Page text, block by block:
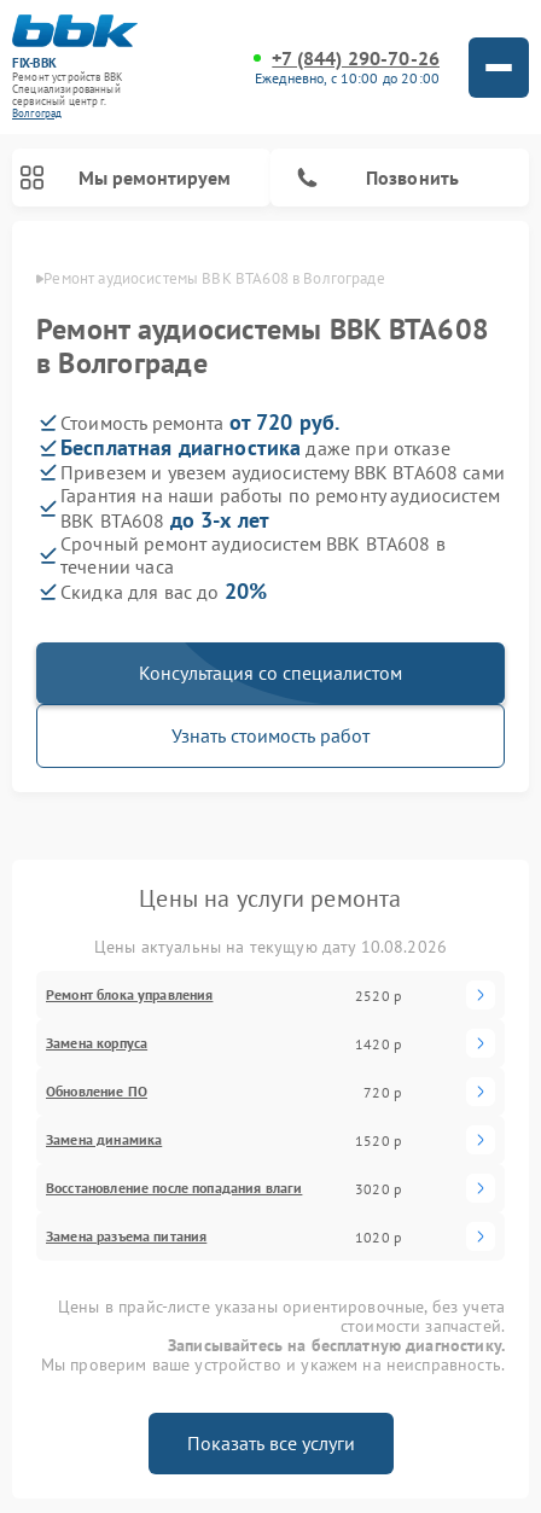
FIX-BBK
Ремонт устройств BBK
Специализированный
cервисный центр г.
Волгоград
+7 (844) 290-70-26
Ежедневно, с 10:00 до 20:00
Мы ремонтируем Позвонить
Ремонт аудиосистемы BBK BTA608 в Волгограде
Ремонт аудиосистемы BBK BTA608
в Волгограде
Стоимость ремонта от 720 руб.
Бесплатная диагностика даже при отказе
Привезем и увезем аудиосистему BBK BTA608 сами
Гарантия на наши работы по ремонту аудиосистем
BBK BTA608 до 3-х лет
Срочный ремонт аудиосистем BBK BTA608 в
течении часа
Скидка для вас до 20%
Консультация со специалистом
Узнать стоимость работ
Цены на услуги ремонта
Цены актуальны на текущую дату 10.08.2026
Ремонт блока управления 2520 р
Замена корпуса 1420 р
Обновление ПО 720 р
Замена динамика 1520 р
Восстановление после попадания влаги 3020 р
Замена разъема питания 1020 р
Цены в прайс-листе указаны ориентировочные, без учета
стоимости запчастей.
Записывайтесь на бесплатную диагностику.
Мы проверим ваше устройство и укажем на неисправность.
Показать все услуги